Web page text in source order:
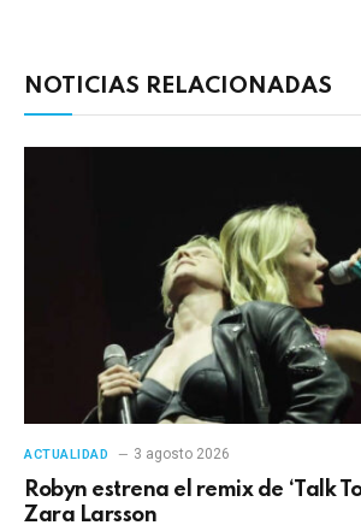
NOTICIAS RELACIONADAS
ACTUALIDAD 3 agosto 2026
Robyn estrena el remix de ‘Talk
Zara Larsson